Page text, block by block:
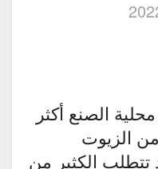
الصنع أكثر
الزيوت
تتطلب الكثير من